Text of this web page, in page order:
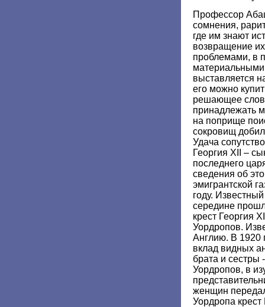
Профессор
сомнения,
где им знают
возвращение
проблемами, в
материальными
выставляется
его можно
решающее
принадлежать
на поприще
сокровищ
Удача
Георгия XII –
последнего
сведения об
эмигрантской
году.
середине
крест Георгия
Уордропов.
Англию. В 1920
вклад видных
брата и
Уордропов, в
женщин
Уордропа крест